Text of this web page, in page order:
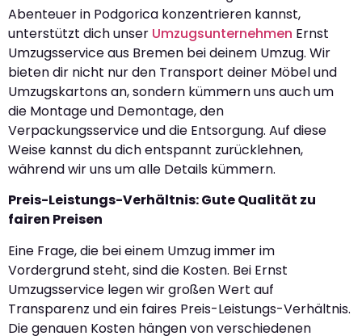
Abenteuer in Podgorica konzentrieren kannst,
unterstützt dich unser Umzugsunternehmen Ernst
Umzugsservice aus Bremen bei deinem Umzug. Wir
bieten dir nicht nur den Transport deiner Möbel und
Umzugskartons an, sondern kümmern uns auch um
die Montage und Demontage, den
Verpackungsservice und die Entsorgung. Auf diese
Weise kannst du dich entspannt zurücklehnen,
während wir uns um alle Details kümmern.
Preis-Leistungs-Verhältnis: Gute Qualität zu
fairen Preisen
Eine Frage, die bei einem Umzug immer im
Vordergrund steht, sind die Kosten. Bei Ernst
Umzugsservice legen wir großen Wert auf
Transparenz und ein faires Preis-Leistungs-Verhältnis.
Die genauen Kosten hängen von verschiedenen